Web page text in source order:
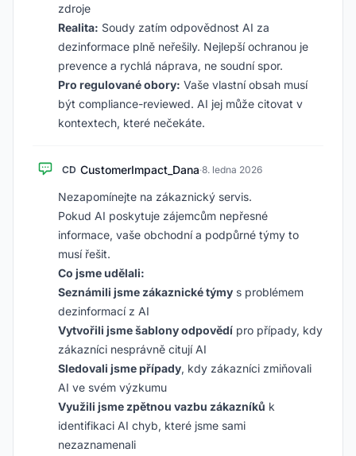
zdroje
Realita: Soudy zatím odpovědnost AI za
dezinformace plně neřešily. Nejlepší ochranou je
prevence a rychlá náprava, ne soudní spor.
Pro regulované obory: Vaše vlastní obsah musí
být compliance-reviewed. AI jej může citovat v
kontextech, které nečekáte.
CD CustomerImpact_Dana·8. ledna 2026
Nezapomínejte na zákaznický servis.
Pokud AI poskytuje zájemcům nepřesné
informace, vaše obchodní a podpůrné týmy to
musí řešit.
Co jsme udělali:
Seznámili jsme zákaznické týmy s problémem
dezinformací z AI
Vytvořili jsme šablony odpovědí pro případy, kdy
zákazníci nesprávně citují AI
Sledovali jsme případy, kdy zákazníci zmiňovali
AI ve svém výzkumu
Využili jsme zpětnou vazbu zákazníků k
identifikaci AI chyb, které jsme sami
nezaznamenali